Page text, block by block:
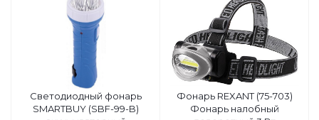
Cветодиодный фонарь
SMARTBUY (SBF-99-B)
Фонарь REXANT (75-703)
Фонарь налобный